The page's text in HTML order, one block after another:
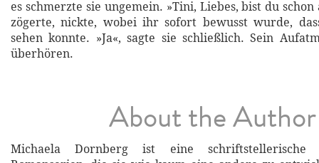
es schmerzte sie ungemein. »Tini, Liebes, bist du schon
zögerte, nickte, wobei ihr sofort bewusst wurde,
sehen konnte. »Ja«, sagte sie schließlich. Sein
überhören.
About the Author
Michaela Dornberg ist eine schriftstellerische